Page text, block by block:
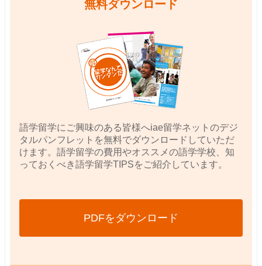
無料ダウンロード
語学留学にご興味のある皆様へiae留学ネットのデジ
タルパンフレットを無料でダウンロードしていただ
けます。語学留学の費用やオススメの語学学校、知
っておくべき語学留学TIPSをご紹介しています。
PDFをダウンロード